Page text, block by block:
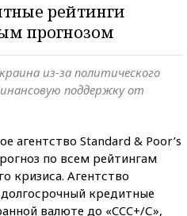
рейтинги
прогнозом
из-за политического
поддержку от
агентство Standard & Poor’s
по всем рейтингам
кризиса. Агентство
кредитные
валюте до «CCC+/С»,